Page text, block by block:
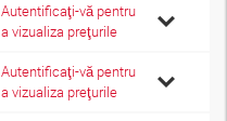
Autentificaţi-vă pentru
a vizualiza preţurile
Autentificaţi-vă pentru
a vizualiza preţurile